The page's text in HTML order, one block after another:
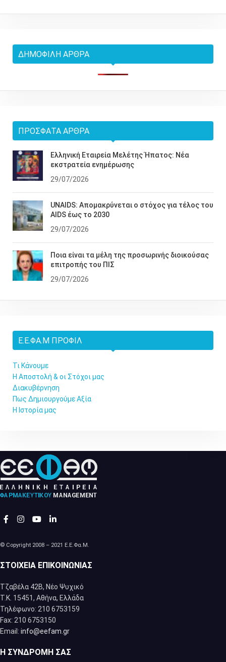
ΔΗΜΟΦΙΛΉ ΆΡΘΡΑ
ΠΡΌΣΦΑΤΑ ΆΡΘΡΑ
Ελληνική Εταιρεία Μελέτης Ήπατος: Νέα
εκστρατεία ενημέρωσης
29/07/2026
UNAIDS: Απομακρύνεται ο στόχος για τέλος του
AIDS έως το 2030
29/07/2026
Ποια είναι τα μέλη της προσωρινής διοικούσας
επιτροπής του ΠΙΣ
29/07/2026
Ε.Ε.ΦΑ.Μ ΠΡΟΦΊΛ
Τι Κάνουμε
Η Αποστολή & οι Στόχοι μας
Διακυβέρνηση
Πως Δημιουργούμε Αξία
Η Ιστορία μας
© Copyright 2008 – 2021 Ε.Ε.Φα.Μ.
ΣΤΟΙΧΕΊΑ ΕΠΙΚΟΙΝΩΝΊΑΣ
Τζαβέλα 42Β, Νέο Ψυχικό
Τ.Κ. 15451, Αθήνα, Eλλάδα
Τηλέφωνο: 210 6753159
Fax: 210 6753150
Email: info@eefam.gr
Η ΣΥΝΔΡΟΜΉ ΣΑΣ